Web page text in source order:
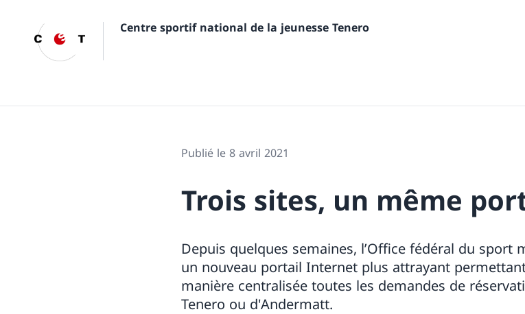
Centre sportif national de la jeunesse Tenero
Publié le 8 avril 2021
Trois sites, un même
Depuis quelques semaines, l’Office fédéral du sport
un nouveau portail Internet plus attrayant
manière centralisée toutes les demandes de
Tenero ou d'Andermatt.